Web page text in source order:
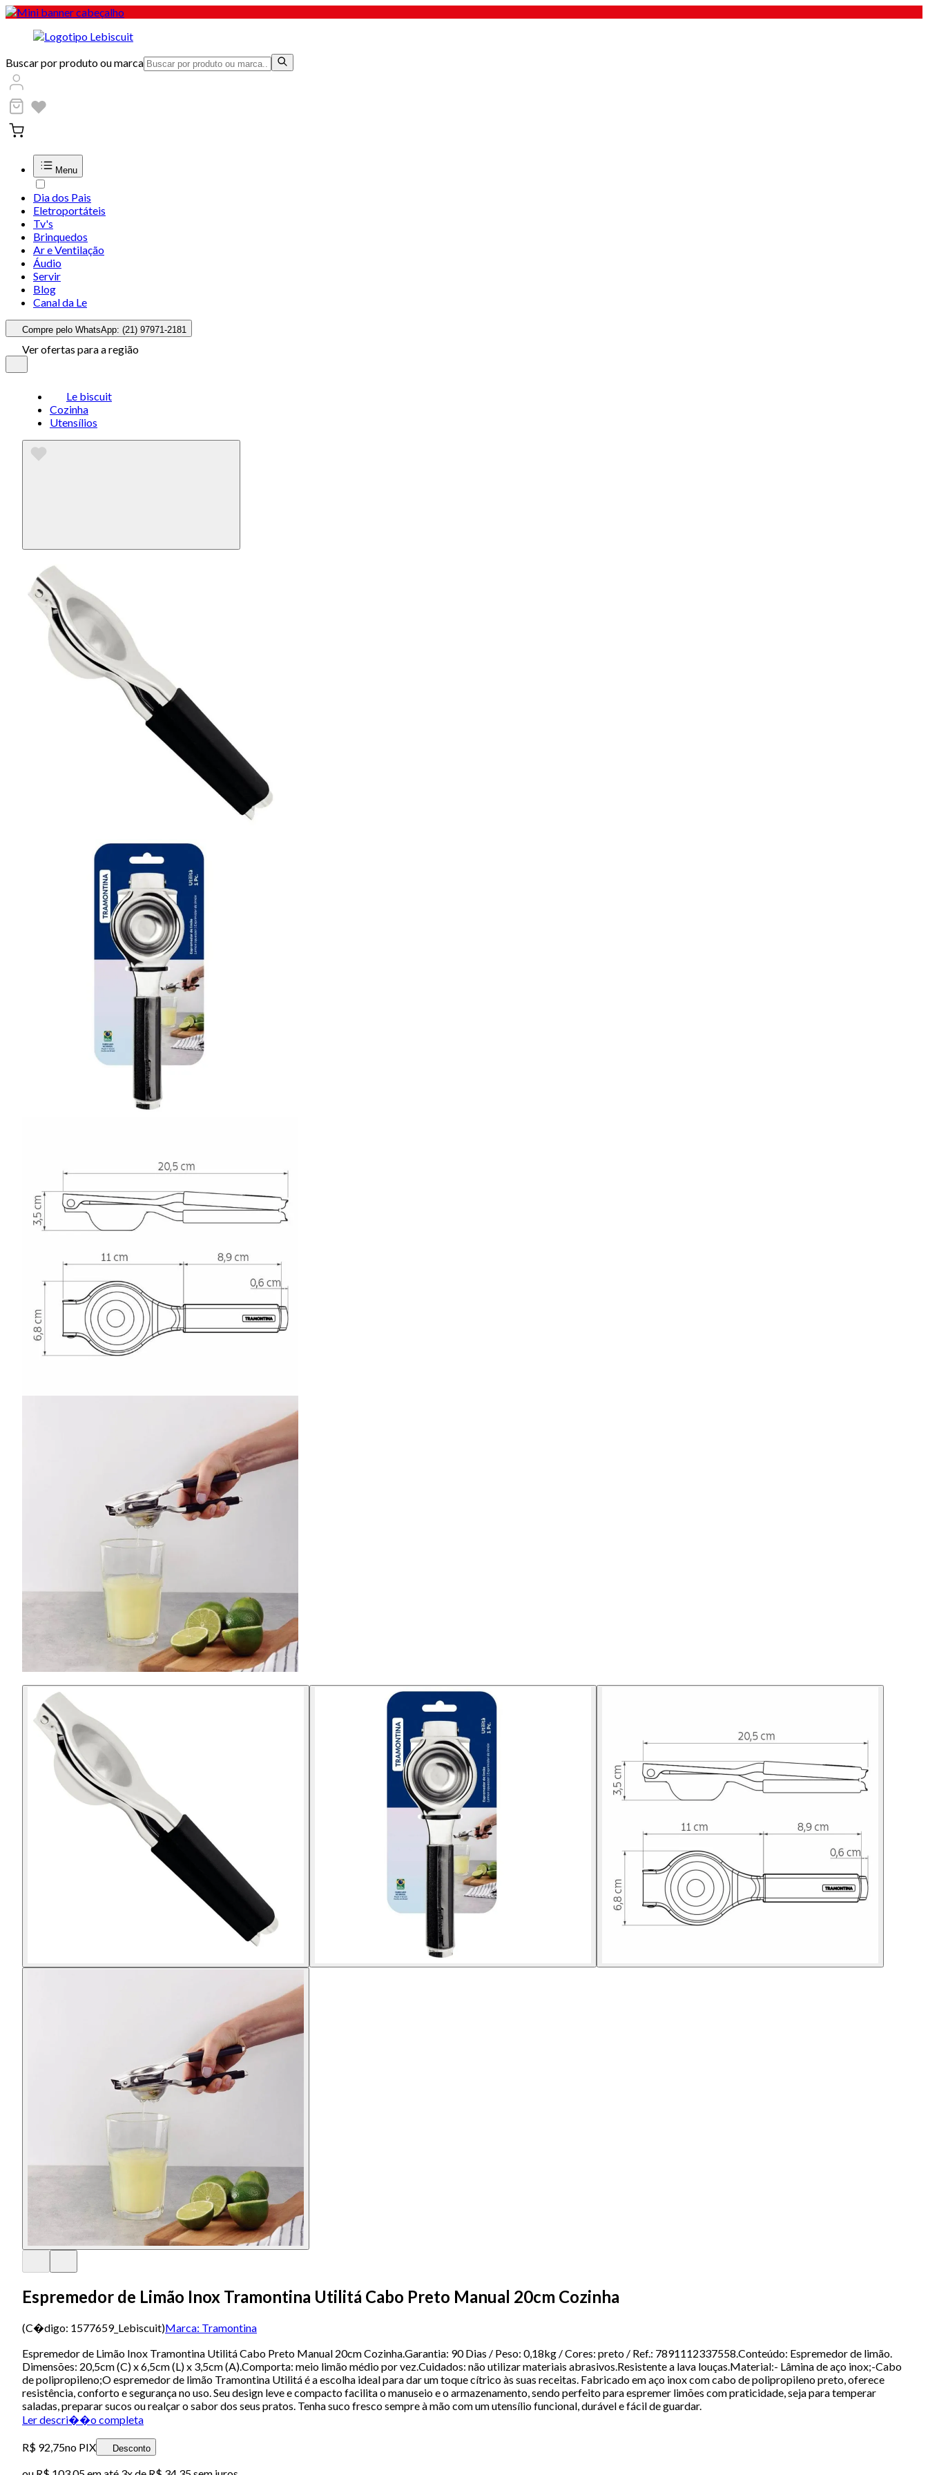
Buscar por produto ou marca
Menu
Dia dos Pais
Eletroportáteis
Tv's
Brinquedos
Ar e Ventilação
Áudio
Servir
Blog
Canal da Le
Compre pelo WhatsApp: (21) 97971-2181
Ver ofertas para a região
Le biscuit
Cozinha
Utensílios
Espremedor de Limão Inox Tramontina Utilitá Cabo Preto Manual 20cm Cozinha
(C�digo: 1577659_Lebiscuit)Marca: Tramontina
Espremedor de Limão Inox Tramontina Utilitá Cabo Preto Manual 20cm Cozinha.Garantia: 90 Dias / Peso: 0,18kg / Cores: preto / Ref.: 7891112337558.Conteúdo: Espremedor de limão.
Dimensões: 20,5cm (C) x 6,5cm (L) x 3,5cm (A).Comporta: meio limão médio por vez.Cuidados: não utilizar materiais abrasivos.Resistente a lava louças.Material:- Lâmina de aço inox;-Cabo
de polipropileno;O espremedor de limão Tramontina Utilitá é a escolha ideal para dar um toque cítrico às suas receitas. Fabricado em aço inox com cabo de polipropileno preto, oferece
resistência, conforto e segurança no uso. Seu design leve e compacto facilita o manuseio e o armazenamento, sendo perfeito para espremer limões com praticidade, seja para temperar
saladas, preparar sucos ou realçar o sabor dos seus pratos. Tenha suco fresco sempre à mão com um utensílio funcional, durável e fácil de guardar.
Ler descri��o completa
R$ 92,75no PIX Desconto